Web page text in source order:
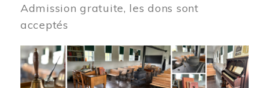
Admission gratuite, les dons sont
acceptés
Image